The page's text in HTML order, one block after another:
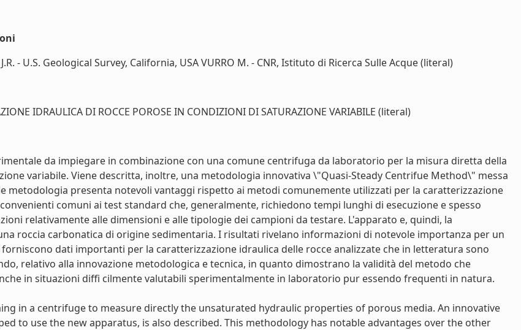
- U.S. Geological Survey, California, USA VURRO M. - CNR, Istituto di Ricerca Sulle Acque (literal)
IDRAULICA DI ROCCE POROSE IN CONDIZIONI DI SATURAZIONE VARIABILE (literal)
da impiegare in combinazione con una comune centrifuga da laboratorio per la misura diretta della
variabile. Viene descritta, inoltre, una metodologia innovativa \"Quasi-Steady Centrifue Method\" messa
metodologia presenta notevoli vantaggi rispetto ai metodi comunemente utilizzati per la caratterizzazione
comuni ai test standard che, generalmente, richiedono tempi lunghi di esecuzione e spesso
relativamente alle dimensioni e alle tipologie dei campioni da testare. L'apparato e, quindi, la
roccia carbonatica di origine sedimentaria. I risultati rivelano informazioni di notevole importanza per un
dati importanti per la caratterizzazione idraulica delle rocce analizzate che in letteratura sono
relativo alla innovazione metodologica e tecnica, in quanto dimostrano la validità del metodo che
in situazioni diffi cilmente valutabili sperimentalmente in laboratorio pur essendo frequenti in natura.
in a centrifuge to measure directly the unsaturated hydraulic properties of porous media. An innovative
to use the new apparatus, is also described. This methodology has notable advantages over the other